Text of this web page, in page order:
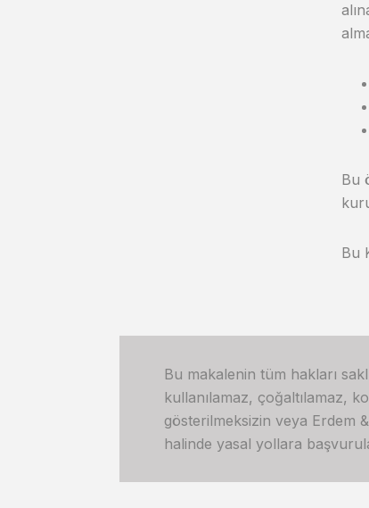
Bu
Bu
Bu makalenin tüm hakları
kullanılamaz, çoğaltılamaz,
gösterilmeksizin veya Erdem
halinde yasal yollara